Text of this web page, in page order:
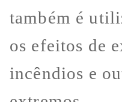
também é
os efeitos de
incêndios e